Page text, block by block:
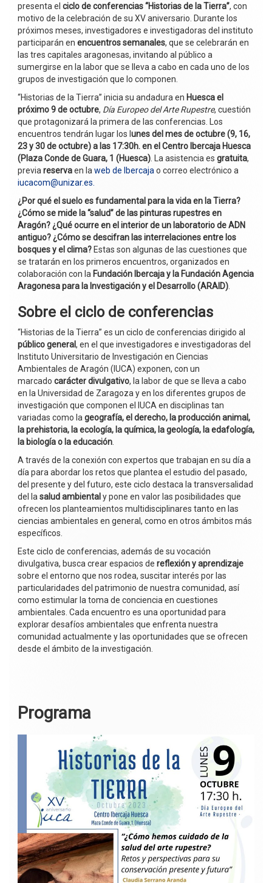
presenta el ciclo de conferencias “Historias de la Tierra”, con
motivo de la celebración de su XV aniversario. Durante los
próximos meses, investigadores e investigadoras del instituto
participarán en encuentros semanales, que se celebrarán en
las tres capitales aragonesas, invitando al público a
sumergirse en la labor que se lleva a cabo en cada uno de los
grupos de investigación que lo componen.
“Historias de la Tierra” inicia su andadura en Huesca el
próximo 9 de octubre, Día Europeo del Arte Rupestre, cuestión
que protagonizará la primera de las conferencias. Los
encuentros tendrán lugar los l unes del mes de octubre (9, 16,
23 y 30 de octubre) a las 17:30h. en el Centro Ibercaja Huesca
(Plaza Conde de Guara, 1 (Huesca) . La asistencia es gratuita,
previa reservaen la web de Ibercaja o correo electrónico a
iucacom@unizar.es.
¿Por qué el suelo es fundamental para la vida en la Tierra?
¿Cómo se mide la “salud” de las pinturas rupestres en
Aragón? ¿Qué ocurre en el interior de un laboratorio de ADN
antiguo? ¿Cómo se descifran las interrelaciones entre los
bosques y el clima? Estas son algunas de las cuestiones que
se tratarán en los primeros encuentros, organizados en
colaboración con la Fundación Ibercaja y la Fundación Agencia
Aragonesa para la Investigación y el Desarrollo (ARAID)
Sobre el ciclo de conferencias
“Historias de la Tierra” es un ciclo de conferencias dirigido al
público general, en el que investigadores e investigadoras del
Instituto Universitario de Investigación en Ciencias
Ambientales de Aragón (IUCA) exponen, con un
marcado carácter divulgativo, la labor de que se lleva a cabo
en la Universidad de Zaragoza y en los diferentes grupos de
investigación que componen el IUCA en disciplinas tan
variadas como la geografía, el derecho, la producción animal,
la prehistoria, la ecología, la química, la geología, la edafología,
la biología o la educación
A través de la conexión con expertos que trabajan en su día a
día para abordar los retos que plantea el estudio del pasado,
del presente y del futuro, este ciclo destaca la transversalidad
del la salud ambiental y pone en valor las posibilidades que
ofrecen los planteamientos multidisciplinares tanto en las
ciencias ambientales en general, como en otros ámbitos más
específicos.
Este ciclo de conferencias, además de su vocación
divulgativa, busca crear espacios de reflexión y aprendizaje
sobre el entorno que nos rodea, suscitar interés por las
particularidades del patrimonio de nuestra comunidad, así
como estimular la toma de conciencia en cuestiones
ambientales. Cada encuentro es una oportunidad para
explorar desafíos ambientales que enfrenta nuestra
comunidad actualmente y las oportunidades que se ofrecen
desde el ámbito de la investigación.
Programa